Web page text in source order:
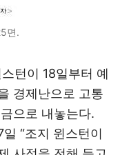
면.
턴이 18일부터 예
경제난으로 고통
으로 내놓는다.
“조지 윈스턴이